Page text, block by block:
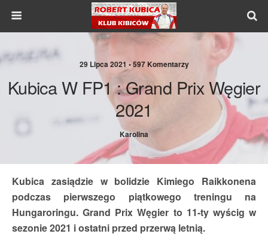
29 Lipca 2021 •597 Komentarzy
Kubica W FP1 : Grand Prix Węgier
2021
Karolina
Kubica zasiądzie w bolidzie Kimiego Raikkonena
podczas pierwszego piątkowego treningu na
Hungaroringu. Grand Prix Węgier to 11-ty wyścig w
sezonie 2021 i ostatni przed przerwą letnią.